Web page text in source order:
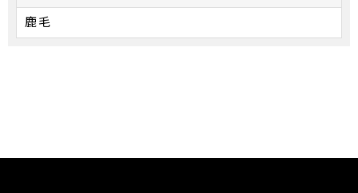
鹿毛